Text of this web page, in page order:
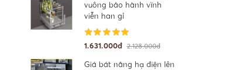
vuông bảo hành vĩnh
viễn han gỉ
1.631.000đ 2.128.000đ
Giá bát nâng hạ điện lên